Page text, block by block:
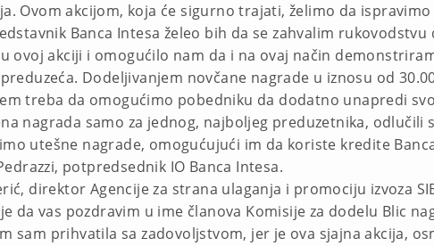
Ovom akcijom, koja će sigurno trajati, želimo da ispravimo
Banca Intesa želeo bih da se zahvalim
ovoj akciji i omogućilo nam da i na ovaj način
Dodeljivanjem novčane nagrade u iznosu od
treba da omogućimo pobedniku da dodatno unapredi
nagrada samo za jednog, najboljeg preduzetnika,
utešne nagrade, omogućujući im da koriste kredite
potpredsednik IO Banca Intesa.
direktor Agencije za strana ulaganja i promociju izvoza
da vas pozdravim u ime članova Komisije za dodelu Blic
sam prihvatila sa zadovoljstvom, jer je ova sjajna akcija,